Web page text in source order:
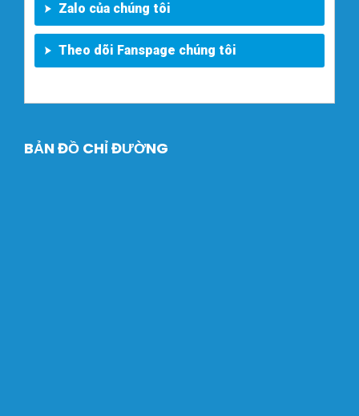
Zalo của chúng tôi
Theo dõi Fanspage chúng tôi
BẢN ĐỒ CHỈ ĐƯỜNG